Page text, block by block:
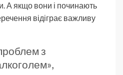
А якщо вони і починають
відіграє важливу
з